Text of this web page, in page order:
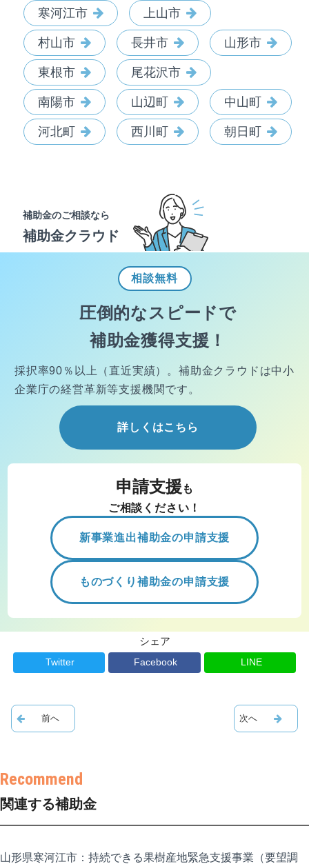
寒河江市 上山市
村山市 長井市 山形市
東根市 尾花沢市
南陽市 山辺町 中山町
河北町 西川町 朝日町
補助金のご相談なら
補助金クラウド
相談無料
圧倒的なスピードで
補助金獲得支援！
採択率90％以上（直近実績）。 補助金クラウドは中小
企業庁の経営革新等支援機関です。
詳しくはこちら
申請支援 も
ご相談ください！
新事業進出補助金の申請支援
ものづくり補助金の申請支援
シェア
Twitter Facebook LINE
関連する補助金
山形県寒河江市：持続できる果樹産地緊急支援事業（要望調